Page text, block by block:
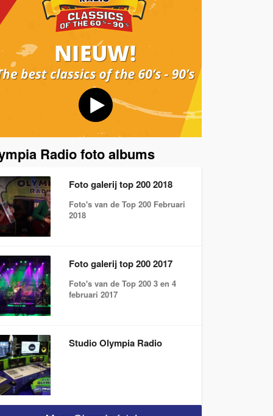
Radio foto albums
Foto galerij top 200 2018
Foto's van de Top 200 Februari
2018
Foto galerij top 200 2017
Foto's van de Top 200 3 en 4
februari 2017
Studio Olympia Radio